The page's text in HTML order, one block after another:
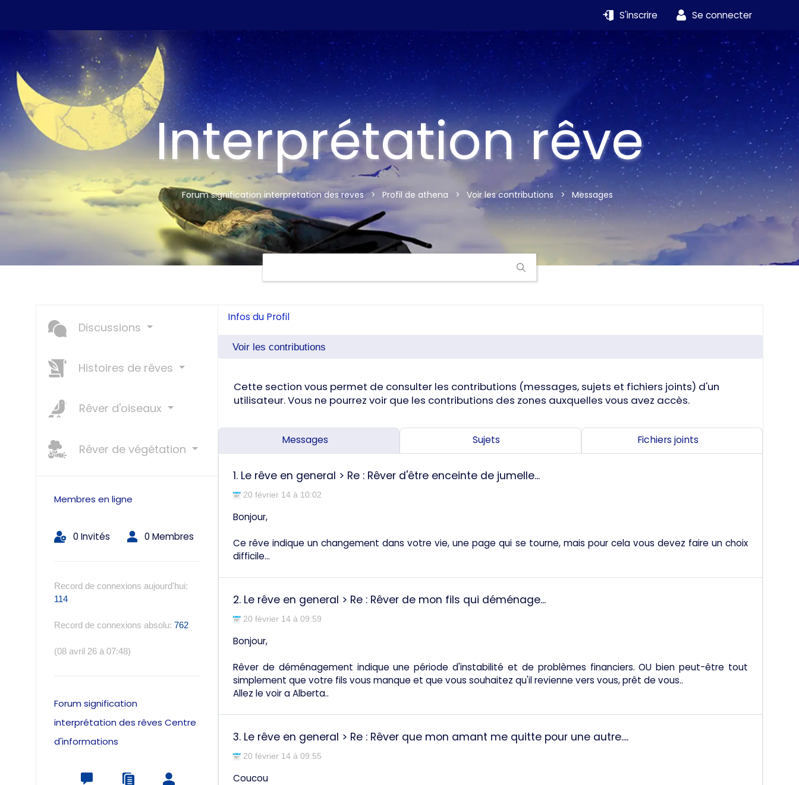
S'inscrire Se connecter
Interprétation rêve
Forum signification interpretation des reves > Profil de athena > Voir les contributions > Messages
Discussions
Histoires de rêves
Rêver d'oiseaux
Rêver de végétation
Membres en ligne
0 Invités 0 Membres
Record de connexions aujourd'hui:
114
Record de connexions absolu: 762
(08 avril 26 à 07:48)
Forum signification
interprétation des rêves Centre
d'informations
Infos du Profil
Voir les contributions
Cette section vous permet de consulter les contributions (messages, sujets et fichiers joints) d'un
utilisateur. Vous ne pourrez voir que les contributions des zones auxquelles vous avez accès.
Messages Sujets Fichiers joints
1. Le rêve en general > Re : Rêver d'être enceinte de jumelle...
20 février 14 à 10:02
Bonjour,
Ce rêve indique un changement dans votre vie, une page qui se tourne, mais pour cela vous devez faire un choix
difficile...
2. Le rêve en general > Re : Rêver de mon fils qui déménage...
20 février 14 à 09:59
Bonjour,
Rêver de déménagement indique une période d'instabilité et de problèmes financiers. OU bien peut-être tout
simplement que votre fils vous manque et que vous souhaitez qu'il revienne vers vous, prêt de vous..
Allez le voir a Alberta..
3. Le rêve en general > Re : Rêver que mon amant me quitte pour une autre....
20 février 14 à 09:55
Coucou